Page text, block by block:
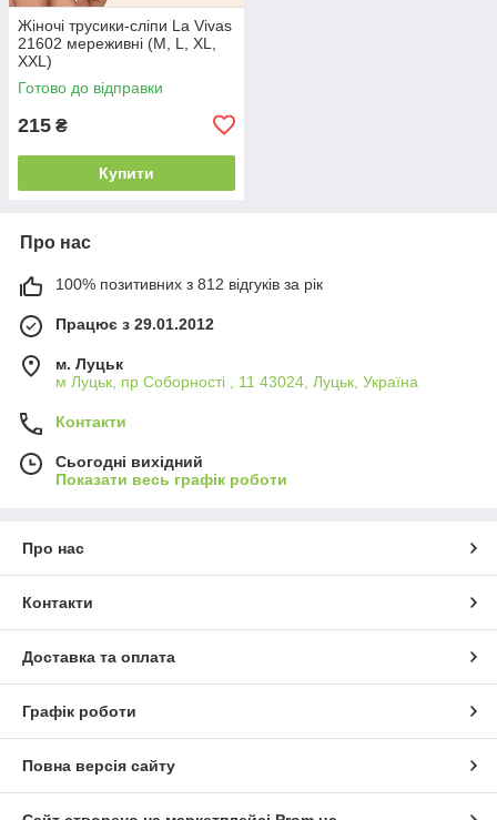
Жіночі трусики-сліпи La Vivas
21602 мереживні (M, L, XL,
XXL)
Готово до відправки
215 ₴
Купити
Про нас
100% позитивних з 812 відгуків за рік
Працює з 29.01.2012
м. Луцьк
м Луцьк, пр Соборності , 11 43024, Луцьк, Україна
Контакти
Сьогодні вихідний
Показати весь графік роботи
Про нас
Контакти
Доставка та оплата
Графік роботи
Повна версія сайту